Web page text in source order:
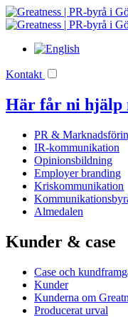
Kontakt
Här får ni hjälp
PR &
IR-kommunikation
Opinionsbildning
Employer branding
Kriskommunikation
Almedalen
Kunder & case
Case och
Kunder
Kunderna om
Producerat urval